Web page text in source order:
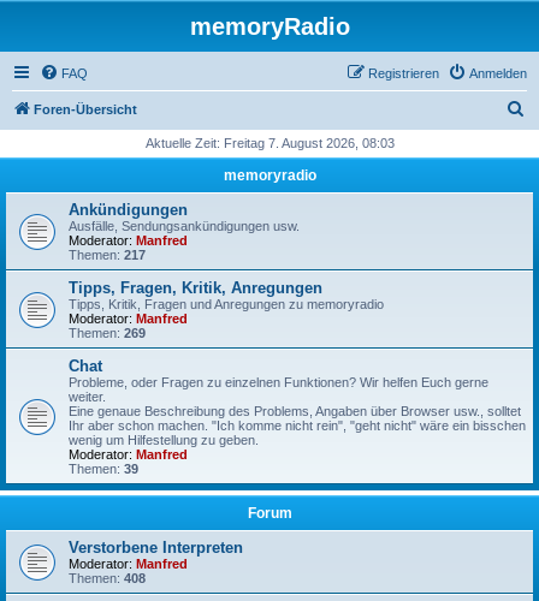
memoryRadio
FAQ Anmelden
Registrieren
Foren-Übersicht
h
Aktuelle Zeit: Freitag 7. August 2026, 08:03
memoryradio
Ankündigungen
Ausfälle, Sendungsankündigungen usw.
Moderator: Manfred
Themen: 217
Tipps, Fragen, Kritik, Anregungen
Tipps, Kritik, Fragen und Anregungen zu memoryradio
Moderator: Manfred
Themen: 269
Chat
Probleme, oder Fragen zu einzelnen Funktionen? Wir helfen Euch gerne
weiter.
Eine genaue Beschreibung des Problems, Angaben über Browser usw., solltet
Ihr aber schon machen. "Ich komme nicht rein", "geht nicht" wäre ein bisschen
wenig um Hilfestellung zu geben.
Moderator: Manfred
Themen: 39
Forum
Verstorbene Interpreten
Moderator: Manfred
Themen: 408